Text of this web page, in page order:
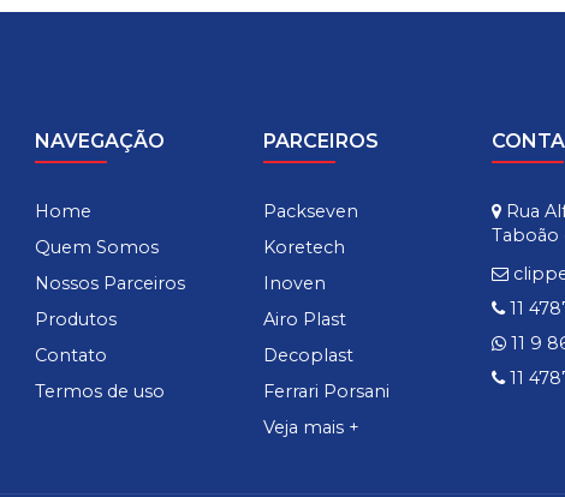
NAVEGAÇÃO
Home
Quem Somos
Nossos Parceiros
Produtos
Contato
Termos de uso
PARCEIROS
Packseven
Koretech
Inoven
Airo Plast
Decoplast
Ferrari Porsani
Veja mais +
Rua
Taboão
11
11 9
11